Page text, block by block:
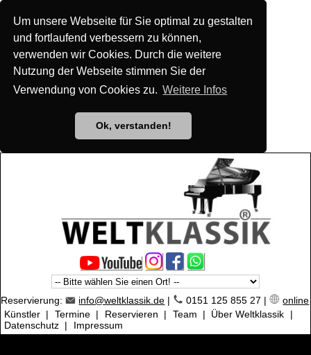
Um unsere Webseite für Sie optimal zu gestalten
und fortlaufend verbessern zu können,
verwenden wir Cookies. Durch die weitere
Nutzung der Webseite stimmen Sie der
Verwendung von Cookies zu. Weitere Infos
Ok, verstanden!
Reservierung: info@weltklassik.de | 0151 125 855 27 |
online
Künstler | Termine | Reservieren | Team | Über Weltklassik
|
Datenschutz | Impressum